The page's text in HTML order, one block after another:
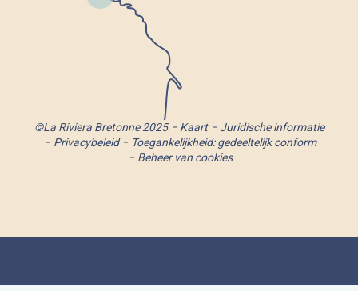
©La Riviera Bretonne 2025 Kaart
Juridische informatie
Privacybeleid
Toegankelijkheid: gedeeltelijk conform
Beheer van cookies